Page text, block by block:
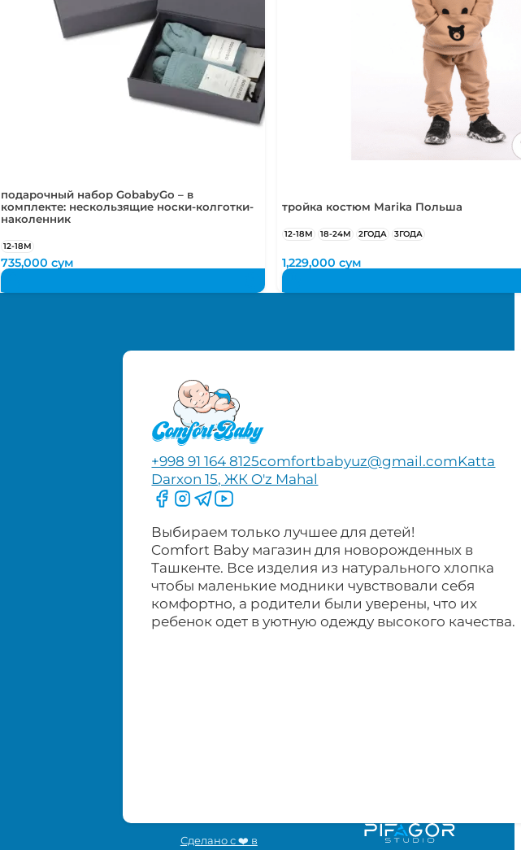
подарочный набор GobabyGo – в
комплекте: нескользящие носки-колготки-
наколенник
12-18М
735,000сум
тройка костюм Marika Польша
12-18М 18-24М 2ГОДА 3ГОДА
1,229,000 сум
+998 91 164 8125comfortbabyuz@gmail.comKatta
Darxon 15, ЖК O'z Mahal
Следите за нами на Facebook
Следите за нами в Instagram
Следите за нами в Telegram
Следите за нами в YouTube
Выбираем только лучшее для детей!
Comfort Baby магазин для новорожденных в
Ташкенте. Все изделия из натурального хлопка
чтобы маленькие модники чувствовали себя
комфортно, а родители были уверены, что их
ребенок одет в уютную одежду высокого качества.
Сделано с ❤️ в